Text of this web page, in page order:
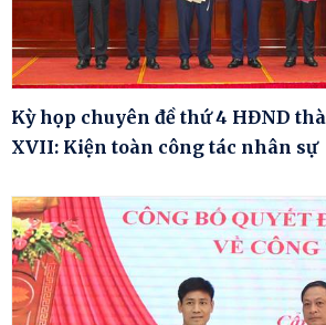
Kỳ họp chuyên đề thứ 4 HĐND
XVII: Kiện toàn công tác nhân sự